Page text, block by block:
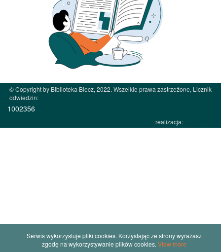
© Copyright by Biblioteka Biecz, 2022. Wszelkie prawa zastrzeżone, Licznik
odwiedzin:
1002356
realizacja:
Serwis wykorzystuje pliki cookies. Korzystając ze strony wyrażasz
zgodę na wykorzystywanie plików cookies. View more